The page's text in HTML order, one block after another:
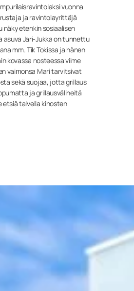
vuonna
ja ravintolayrittäjä
näky etenkin sosiaalisen
asuva Jari-Jukka on tunnettu
mm. Tik Tokissa ja hänen
kovassa nosteessa viime
vaimonsa Mari tarvitsivat
sekä suojaa, jotta grillaus
ja grillausvälineitä
etsiä talvella kinosten